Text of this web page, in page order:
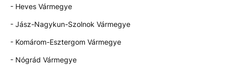
- Heves Vármegye
- Jász-Nagykun-Szolnok Vármegye
- Komárom-Esztergom Vármegye
- Nógrád Vármegye